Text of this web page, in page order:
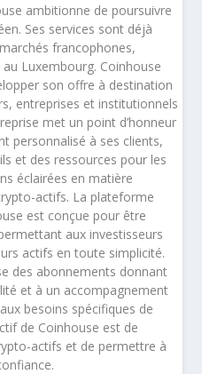
ambitionne de poursuivre
Ses services sont déjà
francophones,
Luxembourg. Coinhouse
son offre à destination
entreprises et institutionnels
met un point d’honneur
personnalisé à ses clients,
et des ressources pour les
éclairées en matière
actifs. La plateforme
est conçue pour être
aux investisseurs
actifs en toute simplicité.
des abonnements donnant
et à un accompagnement
besoins spécifiques de
de Coinhouse est de
actifs et de permettre à